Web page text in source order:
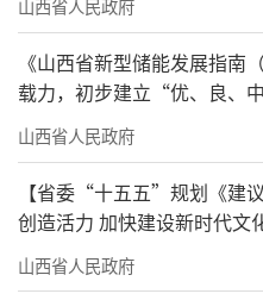
山西省人民政府
《山西省新型储能发展指南
载力，初步建立“优、良、
山西省人民政府
【省委“十五五”规划《建
创造活力 加快建设新时代文
山西省人民政府